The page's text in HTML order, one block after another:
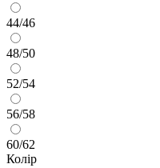
44/46
48/50
52/54
56/58
60/62
Колір